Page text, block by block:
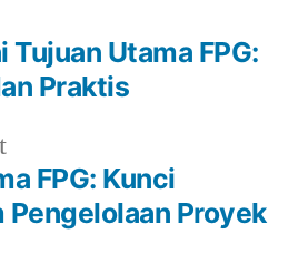
Previous
post:FPG: Kunci
Pengelolaan Proyek
Utama FPG:
Praktis